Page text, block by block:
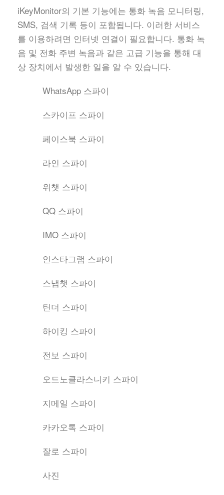
iKeyMonitor의 기본 기능에는 통화 녹음 모니터링,
SMS, 검색 기록 등이 포함됩니다. 이러한 서비스
를 이용하려면 인터넷 연결이 필요합니다. 통화 녹
음 및 전화 주변 녹음과 같은 고급 기능을 통해 대
상 장치에서 발생한 일을 알 수 있습니다.
WhatsApp 스파이
스카이프 스파이
페이스북 스파이
라인 스파이
위챗 스파이
QQ 스파이
IMO 스파이
인스타그램 스파이
스냅챗 스파이
틴더 스파이
하이킹 스파이
전보 스파이
오드노클라스니키 스파이
지메일 스파이
카카오톡 스파이
잘로 스파이
사진